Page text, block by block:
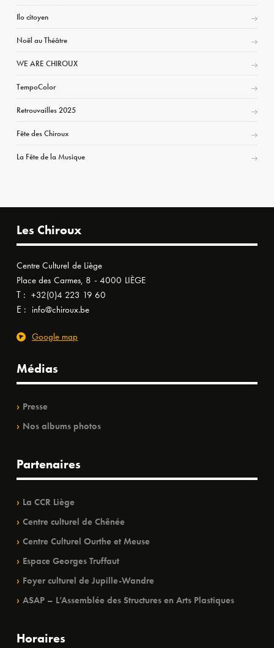
Ilo citoyen
Noël au Théâtre
WE ARE CHIROUX
TempoColor
Retrouvailles 2025
Fête des Chiroux
La Fête de la Musique
Les Chiroux
Centre Culturel de Liège
Place des Carmes, 8 - 4000 LIÈGE
T : +32(0)4 223 19 60
E : info@chiroux.be
Google map
Médias
Presse
Nos albums photos
Partenaires
La CCR Liège
Centre culturel de Chênée
Centre Culturel Ourthe et Meuse
Espace Georges Truffaut
Foyer culturel de Jupille-Wandre
ASAP – L’Assemblée des Structures en Arts Plastiques
Horaires